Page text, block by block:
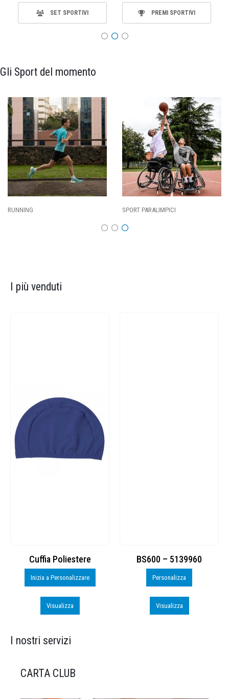
SET SPORTIVI PREMI SPORTIVI
Gli Sport del momento
SPORT PARALIMPICI CALCIO
I più venduti
Cuffia Poliestere
Inizia a Personalizzare
Visualizza
BS600 – 5139960
Personalizza
Visualizza
I nostri servizi
CARTA CLUB